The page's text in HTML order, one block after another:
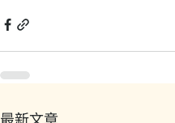
最新文章